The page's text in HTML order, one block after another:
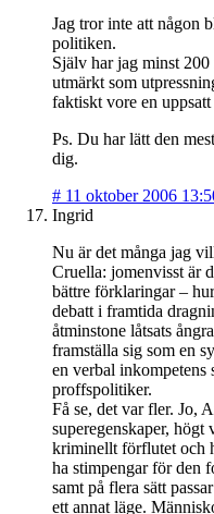
Jag tror inte att någon
politiken.
Själv har jag minst
utmärkt som
faktiskt vore en uppsatt
Ps. Du har lätt den
dig.
# 11 oktober 2006
Ingrid
Nu är det många jag
Cruella: jomenvisst är
bättre förklaringar –
debatt i framtida
åtminstone låtsats
framställa sig som en
en verbal inkompetens
proffspolitiker.
Få se, det var fler. Jo,
superegenskaper, högt
kriminellt förflutet och
ha stimpengar för den
samt på flera sätt
ett annat läge.